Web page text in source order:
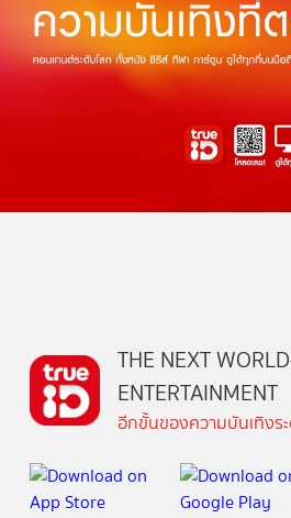
THE NEXT
ENTERTAINMENT
อีกขั้นของความบันเทิงร